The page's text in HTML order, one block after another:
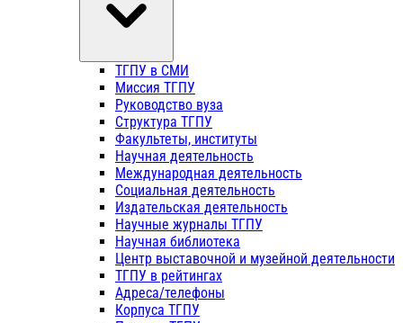
ТГПУ в СМИ
Миссия ТГПУ
Руководство вуза
Структура ТГПУ
Факультеты, институты
Научная деятельность
Международная деятельность
Социальная деятельность
Издательская деятельность
Научные журналы ТГПУ
Научная библиотека
Центр выставочной и музейной деятельности
ТГПУ в рейтингах
Адреса/телефоны
Корпуса ТГПУ